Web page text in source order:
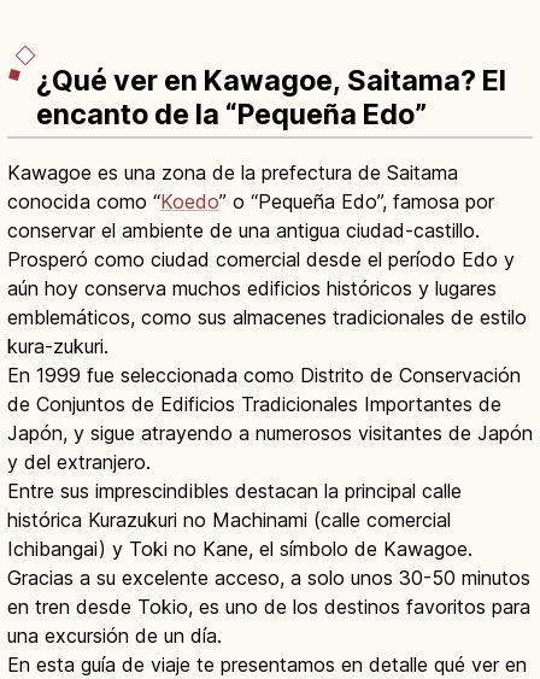
¿Qué ver en Kawagoe, Saitama? El
encanto de la “Pequeña Edo”
Kawagoe es una zona de la prefectura de Saitama
conocida como “Koedo” o “Pequeña Edo”, famosa por
conservar el ambiente de una antigua ciudad-castillo.
Prosperó como ciudad comercial desde el período Edo y
aún hoy conserva muchos edificios históricos y lugares
emblemáticos, como sus almacenes tradicionales de estilo
kura-zukuri.
En 1999 fue seleccionada como Distrito de Conservación
de Conjuntos de Edificios Tradicionales Importantes de
Japón, y sigue atrayendo a numerosos visitantes de Japón
y del extranjero.
Entre sus imprescindibles destacan la principal calle
histórica Kurazukuri no Machinami (calle comercial
Ichibangai) y Toki no Kane, el símbolo de Kawagoe.
Gracias a su excelente acceso, a solo unos 30-50 minutos
en tren desde Tokio, es uno de los destinos favoritos para
una excursión de un día.
En esta guía de viaje te presentamos en detalle qué ver en